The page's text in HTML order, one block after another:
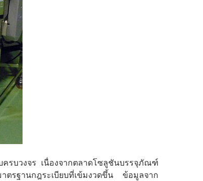
ครบวงจร เนื่องจากตลาดโซลูชันบรรจุภัณฑ์
าตรฐานกฎระเบียบที่เข้มงวดขึ้น ข้อมูลจาก